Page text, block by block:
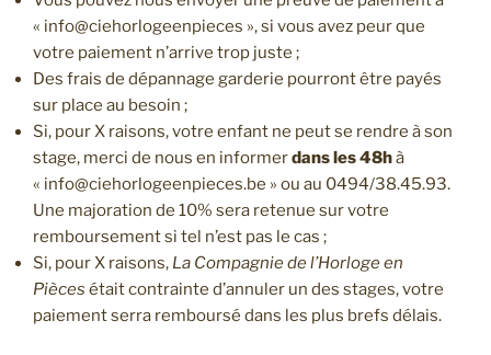
« info@ciehorlogeenpieces », si vous avez peur que
votre paiement n’arrive trop juste ;
Des frais de dépannage garderie pourront être payés
sur place au besoin ;
Si, pour X raisons, votre enfant ne peut se rendre à son
stage, merci de nous en informerdans les 48hà
« info@ciehorlogeenpieces.be » ou au 0494/38.45.93.
Une majoration de 10% sera retenue sur votre
remboursement si tel n’est pas le cas ;
Si, pour X raisons, La Compagnie de l’Horloge en
Pièces était contrainte d’annuler un des stages, votre
paiement serra remboursé dans les plus brefs délais.